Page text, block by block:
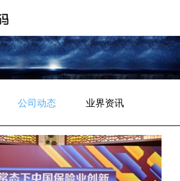
公司动态 业界资讯